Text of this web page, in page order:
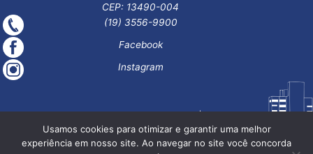
CEP: 13490-004
(19) 3556-9900
Facebook
Instagram
Usamos cookies para otimizar e garantir uma melhor
experiência em nosso site. Ao navegar no site você concorda